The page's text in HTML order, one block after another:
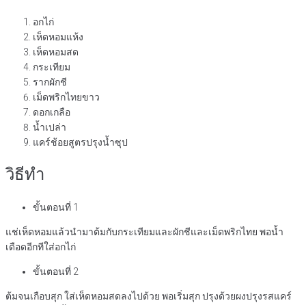
อกไก่
เห็ดหอมแห้ง
เห็ดหอมสด
กระเทียม
รากผักชี
เม็ดพริกไทยขาว
ดอกเกลือ
น้ำเปล่า
แคร์ช้อยสูตรปรุงน้ำซุป
วิธีทำ
ขั้นตอนที่ 1
แช่เห็ดหอมแล้วนำมาต้มกับกระเทียมและผักชีและเม็ดพริกไทย พอน้ำ
เดือดอีกทีใส่อกไก่
ขั้นตอนที่ 2
ต้มจนเกือบสุก ใส่เห็ดหอมสดลงไปด้วย พอเริ่มสุก ปรุงด้วยผงปรุงรสแคร์